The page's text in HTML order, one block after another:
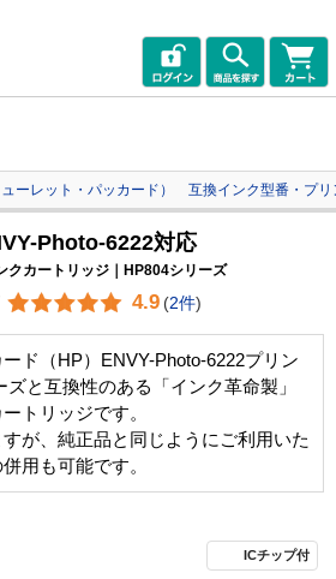
ーレット・パッカード） 互換インク型番・プリ
Photo-6222対応
クカートリッジ｜HP804シリーズ
4.9 (2件)
ド（HP）ENVY-Photo-6222プリン
と互換性のある「インク革命製」
トリッジです。
が、純正品と同じようにご利用いた
用も可能です。
ICチップ付